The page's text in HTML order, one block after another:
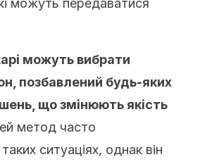
можуть передаватися
можуть вибрати
позбавлений будь-яких
що змінюють якість
метод часто
ситуаціях, однак він